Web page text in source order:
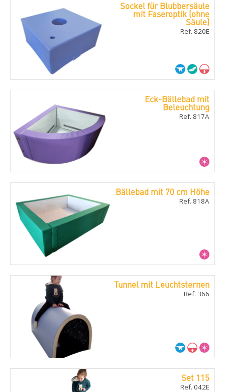
Sockel für Blubbersäule
mit Faseroptik (ohne
Säule)
Ref. 820E
Eck-Bällebad mit
Beleuchtung
Ref. 817A
Bällebad mit 70 cm Höhe
Ref. 818A
Tunnel mit Leuchtsternen
Ref. 366
Set 115
Ref. 042E